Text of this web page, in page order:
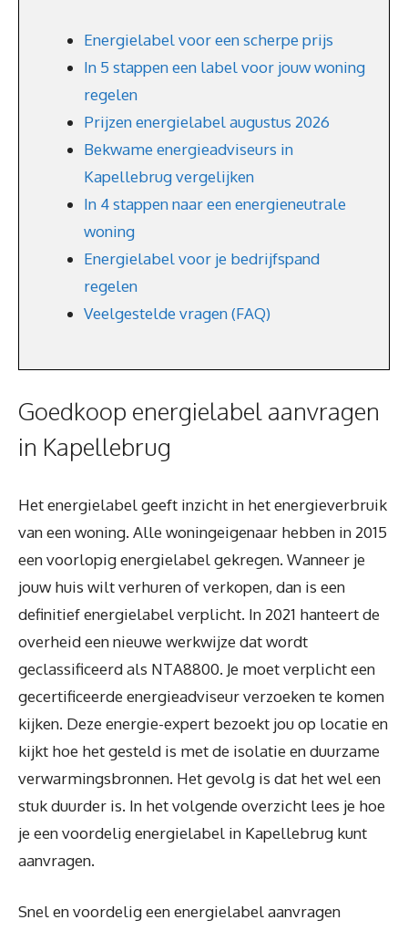
Energielabel voor een scherpe prijs
In 5 stappen een label voor jouw woning
regelen
Prijzen energielabel augustus 2026
Bekwame energieadviseurs in
Kapellebrug vergelijken
In 4 stappen naar een energieneutrale
woning
Energielabel voor je bedrijfspand
regelen
Veelgestelde vragen (FAQ)
Goedkoop energielabel aanvragen
in Kapellebrug
Het energielabel geeft inzicht in het energieverbruik
van een woning. Alle woningeigenaar hebben in 2015
een voorlopig energielabel gekregen. Wanneer je
jouw huis wilt verhuren of verkopen, dan is een
definitief energielabel verplicht. In 2021 hanteert de
overheid een nieuwe werkwijze dat wordt
geclassificeerd als NTA8800. Je moet verplicht een
gecertificeerde energieadviseur verzoeken te komen
kijken. Deze energie-expert bezoekt jou op locatie en
kijkt hoe het gesteld is met de isolatie en duurzame
verwarmingsbronnen. Het gevolg is dat het wel een
stuk duurder is. In het volgende overzicht lees je hoe
je een voordelig energielabel in Kapellebrug kunt
aanvragen.
Snel en voordelig een energielabel aanvragen